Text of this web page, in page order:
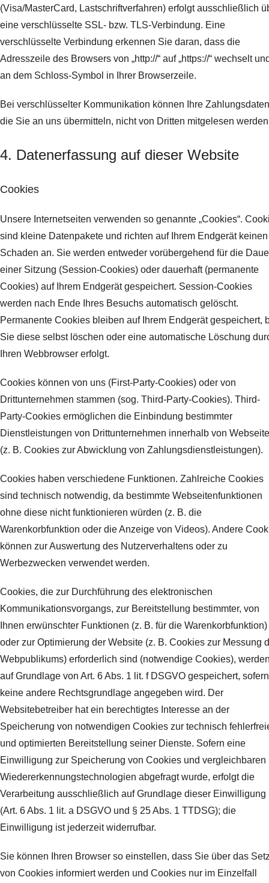
(Visa/MasterCard, Lastschriftverfahren) erfolgt ausschließlich
eine verschlüsselte SSL- bzw. TLS-Verbindung. Eine
verschlüsselte Verbindung erkennen Sie daran, dass die
Adresszeile des Browsers von „http://“ auf „https://“ wechselt
an dem Schloss-Symbol in Ihrer Browserzeile.
Bei verschlüsselter Kommunikation können Ihre
die Sie an uns übermitteln, nicht von Dritten mitgelesen
4. Datenerfassung auf dieser Website
Cookies
Unsere Internetseiten verwenden so genannte „Cookies“.
sind kleine Datenpakete und richten auf Ihrem Endgerät keinen
Schaden an. Sie werden entweder vorübergehend für die
einer Sitzung (Session-Cookies) oder dauerhaft (permanente
Cookies) auf Ihrem Endgerät gespeichert. Session-Cookies
werden nach Ende Ihres Besuchs automatisch gelöscht.
Permanente Cookies bleiben auf Ihrem Endgerät gespeichert,
Sie diese selbst löschen oder eine automatische Löschung
Ihren Webbrowser erfolgt.
Cookies können von uns (First-Party-Cookies) oder von
Drittunternehmen stammen (sog. Third-Party-Cookies). Third-
Party-Cookies ermöglichen die Einbindung bestimmter
Dienstleistungen von Drittunternehmen innerhalb von
(z. B. Cookies zur Abwicklung von Zahlungsdienstleistungen).
Cookies haben verschiedene Funktionen. Zahlreiche Cookies
sind technisch notwendig, da bestimmte Webseitenfunktionen
ohne diese nicht funktionieren würden (z. B. die
Warenkorbfunktion oder die Anzeige von Videos). Andere
können zur Auswertung des Nutzerverhaltens oder zu
Werbezwecken verwendet werden.
Cookies, die zur Durchführung des elektronischen
Kommunikationsvorgangs, zur Bereitstellung bestimmter, von
Ihnen erwünschter Funktionen (z. B. für die Warenkorbfunktion)
oder zur Optimierung der Website (z. B. Cookies zur Messung
Webpublikums) erforderlich sind (notwendige Cookies),
auf Grundlage von Art. 6 Abs. 1 lit. f DSGVO gespeichert, sofern
keine andere Rechtsgrundlage angegeben wird. Der
Websitebetreiber hat ein berechtigtes Interesse an der
Speicherung von notwendigen Cookies zur technisch
und optimierten Bereitstellung seiner Dienste. Sofern eine
Einwilligung zur Speicherung von Cookies und vergleichbaren
Wiedererkennungstechnologien abgefragt wurde, erfolgt die
Verarbeitung ausschließlich auf Grundlage dieser Einwilligung
(Art. 6 Abs. 1 lit. a DSGVO und § 25 Abs. 1 TTDSG); die
Einwilligung ist jederzeit widerrufbar.
Sie können Ihren Browser so einstellen, dass Sie über das
von Cookies informiert werden und Cookies nur im Einzelfall